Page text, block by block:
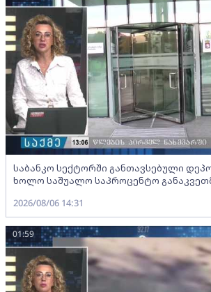
საბანკო სექტორში განთავსებული
ხოლო საშუალო საპროცენტო
2026/08/06 14:31
01:59